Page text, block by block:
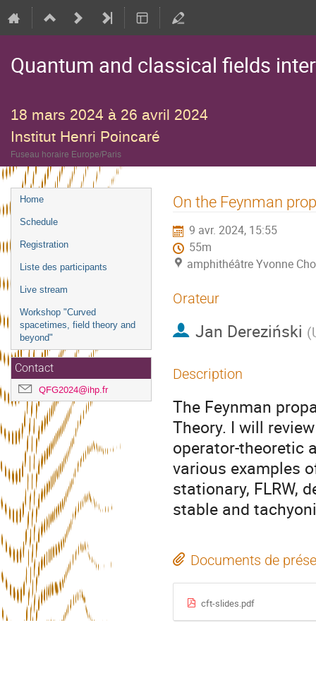
Quantum and classical fields
18 mars 2024 à 26 avril 2024
Institut Henri Poincaré
Fuseau horaire Europe/Paris
Menu
de
Home
Schedule
Registration
Liste des participants
Live stream
Workshop "Curved
spacetimes, field theory and
beyond"
Contact
QFG2024@ihp.fr
On the Feynman
9 avr. 2024, 15:55
55m
amphithéâtre Yvonne
Orateur
Jan Dereziński (
Description
The Feynman
Theory. I will
operator-theoretic
various examples
stationary, FLRW,
stable and
Documents de
cft-slides.pdf